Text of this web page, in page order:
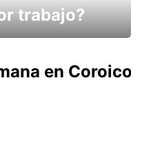
trabajo?
en Coroico.